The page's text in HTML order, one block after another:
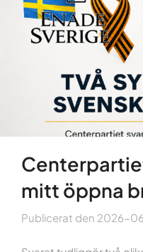
mitt öppna
Publicerat den 2026-